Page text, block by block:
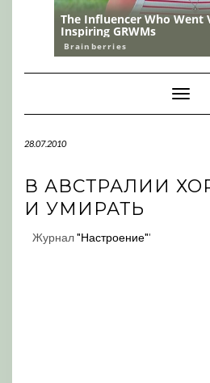
Toggle
28.07.2010
В АВСТРАЛИИ
И УМИРАТЬ
Журнал"Настроение"'